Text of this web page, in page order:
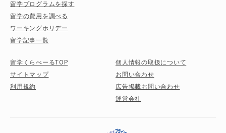
留学プログラムを探す
留学の費用を調べる
ワーキングホリデー
留学記事一覧
留学くらべーるTOP
サイトマップ
利用規約
個人情報の取扱について
お問い合わせ
広告掲載お問い合わせ
運営会社